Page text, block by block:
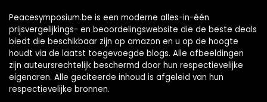
Peacesymposium.be is een moderne alles-in-één
prijsvergelijkings- en beoordelingswebsite die de beste deals
biedt die beschikbaar zijn op amazon en u op de hoogte
houdt via de laatst toegevoegde blogs. Alle afbeeldingen
zijn auteursrechtelijk beschermd door hun respectievelijke
eigenaren. Alle geciteerde inhoud is afgeleid van hun
respectievelijke bronnen.